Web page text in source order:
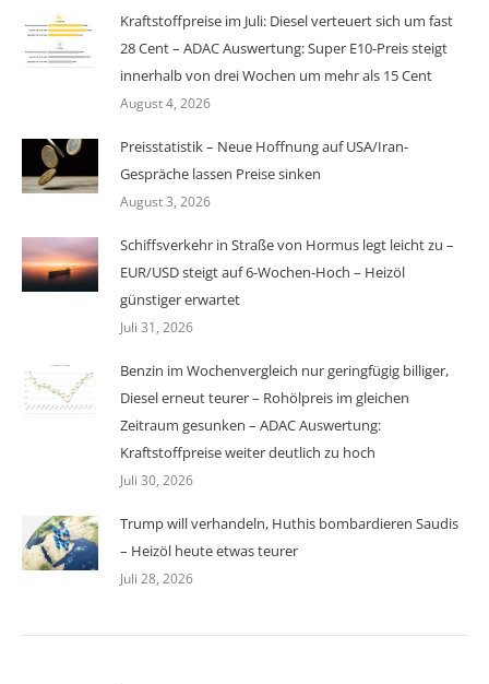
Kraftstoffpreise im Juli: Diesel verteuert sich um fast
28 Cent – ADAC Auswertung: Super E10-Preis steigt
innerhalb von drei Wochen um mehr als 15 Cent
August 4, 2026
Preisstatistik – Neue Hoffnung auf USA/Iran-
Gespräche lassen Preise sinken
August 3, 2026
Schiffsverkehr in Straße von Hormus legt leicht zu –
EUR/USD steigt auf 6-Wochen-Hoch – Heizöl
günstiger erwartet
Juli 31, 2026
Benzin im Wochenvergleich nur geringfügig billiger,
Diesel erneut teurer – Rohölpreis im gleichen
Zeitraum gesunken – ADAC Auswertung:
Kraftstoffpreise weiter deutlich zu hoch
Juli 30, 2026
Trump will verhandeln, Huthis bombardieren Saudis
– Heizöl heute etwas teurer
Juli 28, 2026